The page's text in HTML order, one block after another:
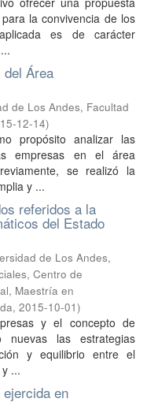
la convivencia de los
es de carácter
Área
de Los Andes, Facultad
12-14)
propósito analizar las
empresas en el área
se realizó la
y ...
referidos a la
del Estado
de Los Andes,
Centro de
Maestría en
, 2015-10-01)
y el concepto de
nuevas las estrategias
y equilibrio entre el
...
en